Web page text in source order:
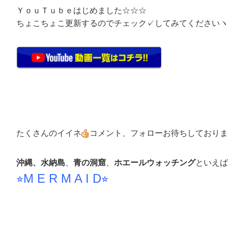
ＹｏｕＴｕｂｅはじめました☆☆☆
ちょこちょこ更新するのでチェック✓してみてくださいヽ
たくさんのイイネ コメント、フォローお待ちしており
沖縄、水納島 青の洞窟 ホエールウォッチングといえ
⭐︎M E R M A I D⭐︎